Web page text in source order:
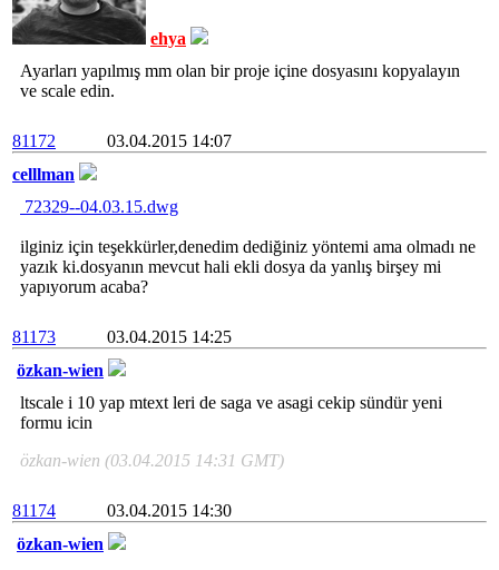
ehya
Ayarları yapılmış mm olan bir proje içine dosyasını kopyalayın
ve scale edin.
81172
03.04.2015 14:07
celllman
72329--04.03.15.dwg
ilginiz için teşekkürler,denedim dediğiniz yöntemi ama olmadı ne
yazık ki.dosyanın mevcut hali ekli dosya da yanlış birşey mi
yapıyorum acaba?
81173
03.04.2015 14:25
özkan-wien
ltscale i 10 yap mtext leri de saga ve asagi cekip sündür yeni
formu icin
özkan-wien (03.04.2015 14:31 GMT)
81174
03.04.2015 14:30
özkan-wien